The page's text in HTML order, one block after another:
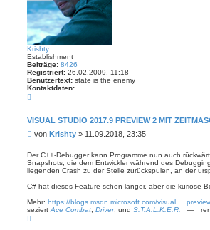
Krishty
Establishment
Beiträge: 8426
Registriert: 26.02.2009, 11:18
Benutzertext: state is the enemy
Kontaktdaten:
t
k
a
t
e
v
n
K
VISUAL STUDIO 2017.9 PREVIEW 2 MIT
B
i
t
r
a
von Krishty » 11.09.2018, 23:35
Der C++-Debugger kann Programme nun auch
Snapshots, die dem Entwickler während des
liegenden Crash zu der Stelle zurückspulen, an der
C# hat dieses Feature schon länger, aber die kuriose
Mehr: https://blogs.msdn.microsoft.com/visual ...
seziert Ace Combat Driver, und S.T.A.L.K.E.R. —